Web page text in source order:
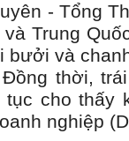
- Tổng
Trung
bưởi và
thời,
tục cho thấy
nghiệp